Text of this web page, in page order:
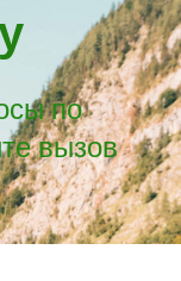
по
вызов